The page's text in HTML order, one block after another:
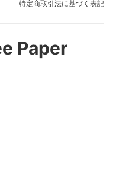
特定商取引法に基づく表記
Paper